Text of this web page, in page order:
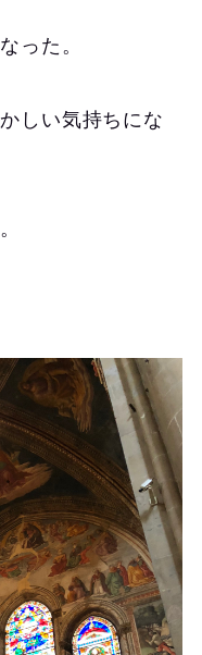
った。
しい気持ちにな